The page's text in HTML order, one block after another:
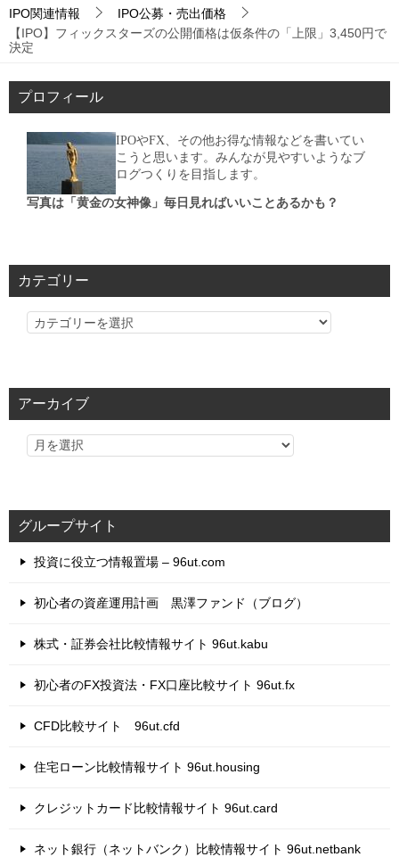
IPO関連情報
IPO公募・売出価格
【IPO】フィックスターズの公開価格は仮条件の「上限」3,450円で
決定
プロフィール
IPOやFX、その他お得な情報などを書いてい
こうと思います。みんなが見やすいようなブ
ログつくりを目指します。
写真は「黄金の女神像」毎日見ればいいことあるかも？
カテゴリー
カ
リ
アーカイブ
グループサイト
投資に役立つ情報置場 – 96ut.com
初心者の資産運用計画 黒澤ファンド（ブログ）
株式・証券会社比較情報サイト 96ut.kabu
初心者のFX投資法・FX口座比較サイト 96ut.fx
CFD比較サイト 96ut.cfd
住宅ローン比較情報サイト 96ut.housing
クレジットカード比較情報サイト 96ut.card
ネット銀行（ネットバンク）比較情報サイト 96ut.netbank